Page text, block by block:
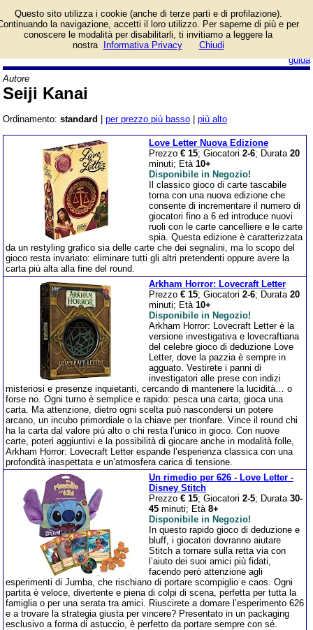
guida
Lista giochi da tavolo
dell'autore Seiji Kanai.
Autore
Seiji Kanai
Ordinamento: standard per prezzo più basso più alto
Love Letter Nuova Edizione
Prezzo € 15; Giocatori 2-6; Durata 20
minuti; Età 10+
Disponibile in Negozio!
Il classico gioco di carte tascabile
torna con una nuova edizione che
consente di incrementare il numero di
giocatori fino a 6 ed introduce nuovi
ruoli con le carte cancelliere e le carte
spia. Questa edizione è caratterizzata
da un restyling grafico sia delle carte che dei segnalini, ma lo scopo del
gioco resta invariato: eliminare tutti gli altri pretendenti oppure avere la
carta più alta alla fine del round.
Arkham Horror: Lovecraft Letter
Prezzo € 15; Giocatori 2-6; Durata 20
minuti; Età 10+
Disponibile in Negozio!
Arkham Horror: Lovecraft Letter è la
versione investigativa e lovecraftiana
del celebre gioco di deduzione Love
Letter, dove la pazzia è sempre in
agguato. Vestirete i panni di
investigatori alle prese con indizi
misteriosi e presenze inquietanti, cercando di mantenere la lucidità… o
forse no. Ogni turno è semplice e rapido: pesca una carta, gioca una
carta. Ma attenzione, dietro ogni scelta può nascondersi un potere
arcano, un incubo primordiale o la chiave per trionfare. Vince il round chi
ha la carta dal valore più alto o chi resta l’unico in gioco. Con nuove
carte, poteri aggiuntivi e la possibilità di giocare anche in modalità folle,
Arkham Horror: Lovecraft Letter espande l’esperienza classica con una
profondità inaspettata e un’atmosfera carica di tensione.
Un rimedio per 626 - Love Letter -
Disney Stitch
Prezzo € 15; Giocatori 2-5; Durata 30-
45 minuti; Età 8+
Disponibile in Negozio!
In questo rapido gioco di deduzione e
bluff, i giocatori dovranno aiutare
Stitch a tornare sulla retta via con
l’aiuto dei suoi amici più fidati,
facendo però attenzione agli
esperimenti di Jumba, che rischiano di portare scompiglio e caos. Ogni
partita è veloce, divertente e piena di colpi di scena, perfetta per tutta la
famiglia o per una serata tra amici. Riuscirete a domare l’esperimento 626
e a trovare la strategia giusta per vincere? Presentato in un packaging
esclusivo a forma di astuccio, è perfetto da portare sempre con sé.
Questo sito utilizza i cookie (anche di terze parti e di profilazione).
la navigazione, accetti il loro utilizzo. Per saperne di più e per
conoscere le modalità per disabilitarli, ti invitiamo a leggere la
nostra
Informativa Privacy Chiudi